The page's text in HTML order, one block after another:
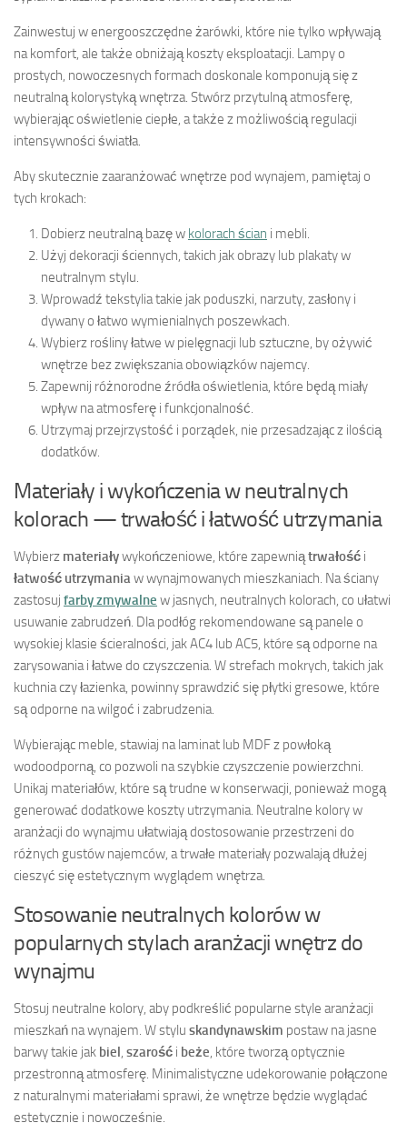
Zainwestuj w energooszczędne żarówki, które nie tylko wpływają
na komfort, ale także obniżają koszty eksploatacji. Lampy o
prostych, nowoczesnych formach doskonale komponują się z
neutralną kolorystyką wnętrza. Stwórz przytulną atmosferę,
wybierając oświetlenie ciepłe, a także z możliwością regulacji
intensywności światła.
Aby skutecznie zaaranżować wnętrze pod wynajem, pamiętaj o
tych krokach:
Dobierz neutralną bazę w kolorach ścian i mebli.
Użyj dekoracji ściennych, takich jak obrazy lub plakaty w
neutralnym stylu.
Wprowadź tekstylia takie jak poduszki, narzuty, zasłony i
dywany o łatwo wymienialnych poszewkach.
Wybierz rośliny łatwe w pielęgnacji lub sztuczne, by ożywić
wnętrze bez zwiększania obowiązków najemcy.
Zapewnij różnorodne źródła oświetlenia, które będą miały
wpływ na atmosferę i funkcjonalność.
Utrzymaj przejrzystość i porządek, nie przesadzając z ilością
dodatków.
Materiały i wykończenia w neutralnych
kolorach — trwałość i łatwość utrzymania
Wybierz materiaływykończeniowe, które zapewniątrwałość i
łatwość utrzymania w wynajmowanych mieszkaniach. Na ściany
zastosuj farby zmywalne w jasnych, neutralnych kolorach, co ułatwi
usuwanie zabrudzeń. Dla podłóg rekomendowane są panele o
wysokiej klasie ścieralności, jak AC4 lub AC5, które są odporne na
zarysowania i łatwe do czyszczenia. W strefach mokrych, takich jak
kuchnia czy łazienka, powinny sprawdzić się płytki gresowe, które
są odporne na wilgoć i zabrudzenia.
Wybierając meble, stawiaj na laminat lub MDF z powłoką
wodoodporną, co pozwoli na szybkie czyszczenie powierzchni.
Unikaj materiałów, które są trudne w konserwacji, ponieważ mogą
generować dodatkowe koszty utrzymania. Neutralne kolory w
aranżacji do wynajmu ułatwiają dostosowanie przestrzeni do
różnych gustów najemców, a trwałe materiały pozwalają dłużej
cieszyć się estetycznym wyglądem wnętrza.
Stosowanie neutralnych kolorów w
popularnych stylach aranżacji wnętrz do
wynajmu
Stosuj neutralne kolory, aby podkreślić popularne style aranżacji
mieszkań na wynajem. W stylu skandynawskim postaw na jasne
barwy takie jak biel szarość i beże , które tworzą optycznie
przestronną atmosferę. Minimalistyczne udekorowanie połączone
z naturalnymi materiałami sprawi, że wnętrze będzie wyglądać
estetycznie i nowocześnie.